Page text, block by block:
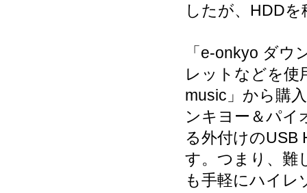
したが、HDD
「e-onkyo ダ
レットなどを使
music」から購
ンキヨー＆パイ
る外付けのUSB
す。つまり、難
も手軽にハイレ